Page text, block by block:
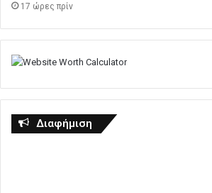
17 ώρες πρίν
Διαφήμιση